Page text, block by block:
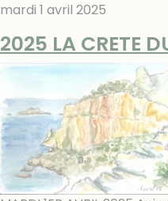
mardi 1 avril 2025
2025 LA CRETE